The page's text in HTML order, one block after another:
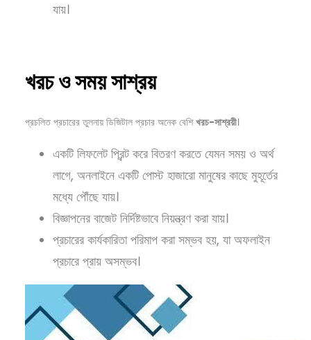
যায়।
খরচ ও সময় সাশ্রয়
প্রচলিত প্রচারের তুলনায় ডিজিটাল প্রচার অনেক বেশি খরচ-সাশ্রয়ী।
একটি লিফলেট প্রিন্ট করে বিতরণ করতে যেমন সময় ও অর্থ
লাগে, অনলাইনে একটি পোস্ট হাজারো মানুষের কাছে মুহূর্তের
মধ্যে পৌঁছে যায়।
বিজ্ঞাপনের বাজেট নির্দিষ্টভাবে নিয়ন্ত্রণ করা যায়।
প্রচারের কার্যকারিতা পরিমাপ করা সম্ভব হয়, যা অফলাইন
প্রচারে প্রায় অসম্ভব।